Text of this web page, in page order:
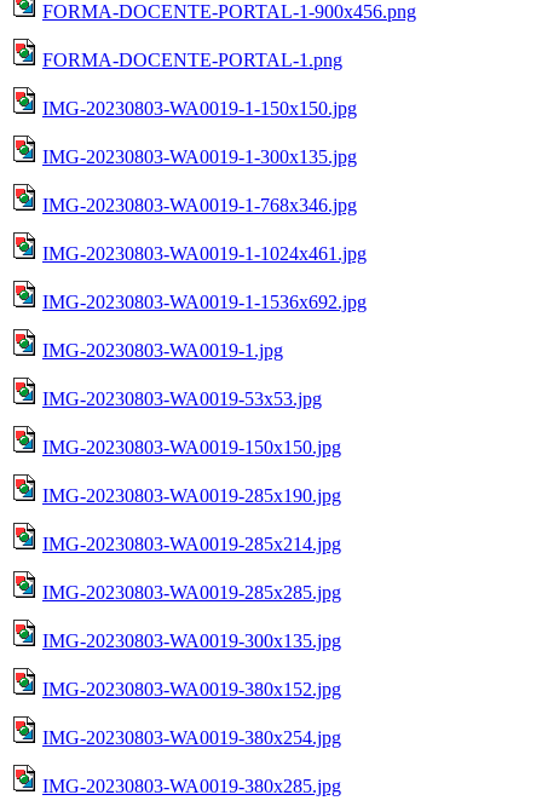
FORMA-DOCENTE-PORTAL-1-900x456.png
FORMA-DOCENTE-PORTAL-1.png
IMG-20230803-WA0019-1-150x150.jpg
IMG-20230803-WA0019-1-300x135.jpg
IMG-20230803-WA0019-1-768x346.jpg
IMG-20230803-WA0019-1-1024x461.jpg
IMG-20230803-WA0019-1-1536x692.jpg
IMG-20230803-WA0019-1.jpg
IMG-20230803-WA0019-53x53.jpg
IMG-20230803-WA0019-150x150.jpg
IMG-20230803-WA0019-285x190.jpg
IMG-20230803-WA0019-285x214.jpg
IMG-20230803-WA0019-285x285.jpg
IMG-20230803-WA0019-300x135.jpg
IMG-20230803-WA0019-380x152.jpg
IMG-20230803-WA0019-380x254.jpg
IMG-20230803-WA0019-380x285.jpg